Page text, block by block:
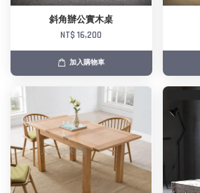
斜角辦公實木桌
NT$ 16,200
加入購物車